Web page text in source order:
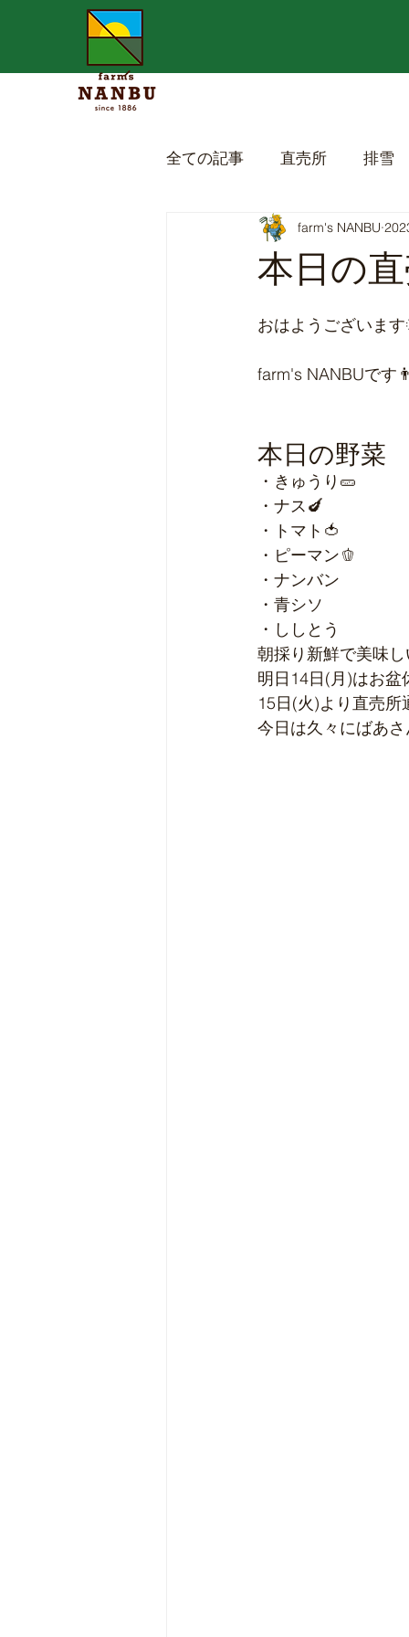
全ての記事 直売所 排雪
本日の
farm's NANBU
おはようございま
farm's NANBUです
本日の野菜
・きゅうり🥒
・ナス🍆
・トマト🍅
・ピーマン🫑
・ナンバン
・青シソ
・ししとう
朝採り新鮮で美味
明日14日(月)はお
15日(火)より直売
今日は久々にばあ